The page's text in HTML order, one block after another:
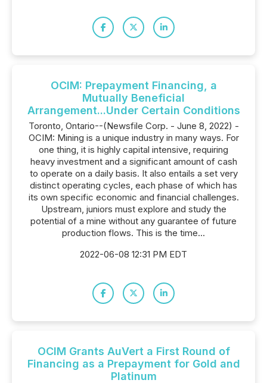
OCIM: Prepayment Financing, a
Mutually Beneficial
Arrangement...Under Certain Conditions
Toronto, Ontario--(Newsfile Corp. - June 8, 2022) -
OCIM: Mining is a unique industry in many ways. For
one thing, it is highly capital intensive, requiring
heavy investment and a significant amount of cash
to operate on a daily basis. It also entails a set very
distinct operating cycles, each phase of which has
its own specific economic and financial challenges.
Upstream, juniors must explore and study the
potential of a mine without any guarantee of future
production flows. This is the time...
2022-06-08 12:31 PM EDT
OCIM Grants AuVert a First Round of
Financing as a Prepayment for Gold and
Platinum